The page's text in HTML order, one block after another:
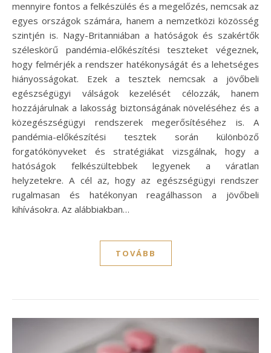
mennyire fontos a felkészülés és a megelőzés, nemcsak az
egyes országok számára, hanem a nemzetközi közösség
szintjén is. Nagy-Britanniában a hatóságok és szakértők
széleskörű pandémia-előkészítési teszteket végeznek,
hogy felmérjék a rendszer hatékonyságát és a lehetséges
hiányosságokat. Ezek a tesztek nemcsak a jövőbeli
egészségügyi válságok kezelését célozzák, hanem
hozzájárulnak a lakosság biztonságának növeléséhez és a
közegészségügyi rendszerek megerősítéséhez is. A
pandémia-előkészítési tesztek során különböző
forgatókönyveket és stratégiákat vizsgálnak, hogy a
hatóságok felkészültebbek legyenek a váratlan
helyzetekre. A cél az, hogy az egészségügyi rendszer
rugalmasan és hatékonyan reagálhasson a jövőbeli
kihívásokra. Az alábbiakban…
TOVÁBB